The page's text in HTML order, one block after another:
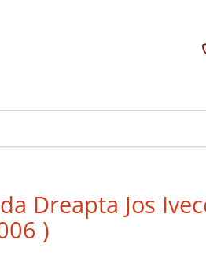
Dreapta Jos
)